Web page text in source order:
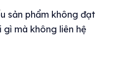
sản phẩm không đạt
gì mà không liên hệ